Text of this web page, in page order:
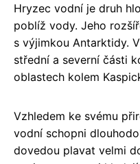
Hryzec vodní je druh
poblíž vody. Jeho
s výjimkou Antarktidy.
střední a severní části
oblastech kolem
Vzhledem ke svému
vodní schopni
dovedou plavat velmi